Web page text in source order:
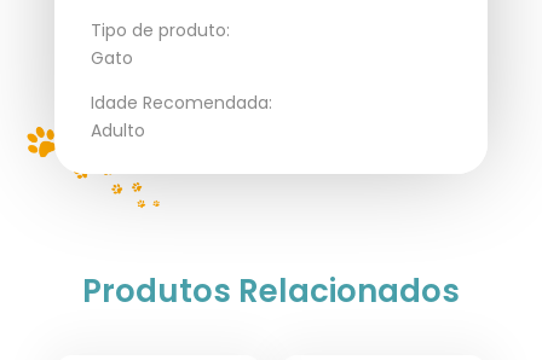
Tipo de produto:
Gato
Idade Recomendada:
Adulto
Produtos Relacionados